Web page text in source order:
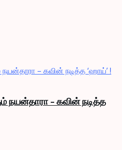
நயன்தாரா – கவின் நடித்த